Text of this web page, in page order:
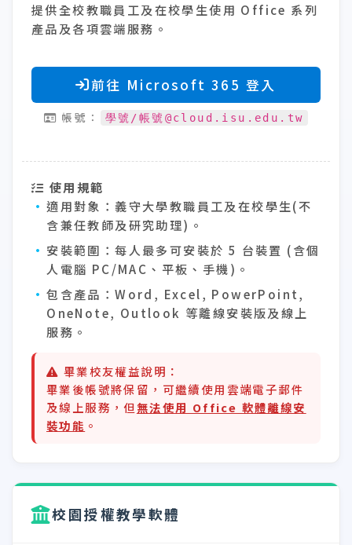
提供全校教職員工及在校學生使用 Office 系列
產品及各項雲端服務。
前往 Microsoft 365 登入
帳號： 學號/帳號@cloud.isu.edu.tw
使用規範
適用對象：義守大學教職員工及在校學生(不
含兼任教師及研究助理)。
安裝範圍：每人最多可安裝於 5 台裝置 (含個
人電腦 PC/MAC、平板、手機)。
包含產品：Word, Excel, PowerPoint,
OneNote, Outlook 等離線安裝版及線上
服務。
畢業校友權益說明：
畢業後帳號將保留，可繼續使用雲端電子郵件
及線上服務，但無法使用 Office 軟體離線安
裝功能 。
校園授權教學軟體